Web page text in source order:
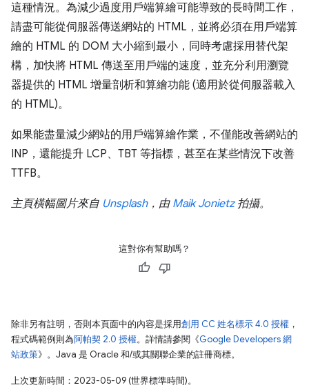
這種情況。為減少過度用戶端算繪可能導致的長時間工作，
請盡可能從伺服器傳送網站的 HTML，並將必須在用戶端算
繪的 HTML 的 DOM 大小縮到最小，同時考慮採用替代架
構，加快將 HTML 傳送至用戶端的速度，並充分利用瀏覽
器提供的 HTML 增量剖析和算繪功能 (適用於從伺服器載入
的 HTML)。
如果能盡量減少網站的用戶端算繪作業，不僅能改善網站的
INP，還能提升 LCP、TBT 等指標，甚至在某些情況下改善
TTFB。
主頁橫幅圖片來自 Unsplash，由 Maik Jonietz拍攝。
這對你有幫助嗎？
除非另有註明，否則本頁面中的內容是採用創用 CC 姓名標示 4.0 授權 ，
程式碼範例則為阿帕契 2.0 授權。詳情請參閱《Google Developers 網
站政策》。Java 是 Oracle 和/或其關聯企業的註冊商標。
上次更新時間：2023-05-09 (世界標準時間)。